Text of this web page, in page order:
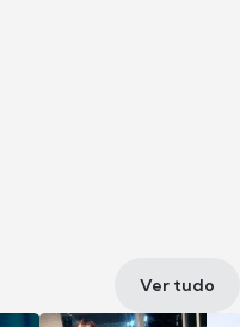
Ver tudo